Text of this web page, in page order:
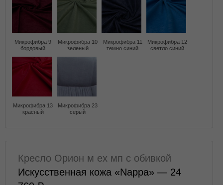
Микрофибра 9
бордовый
Микрофибра 10
зеленый
Микрофибра 11
темно синий
Микрофибра 12
светло синий
Микрофибра 13
красный
Микрофибра 23
серый
Кресло Орион м ех мп с обивкой
Искусственная кожа «Nappa» — 24